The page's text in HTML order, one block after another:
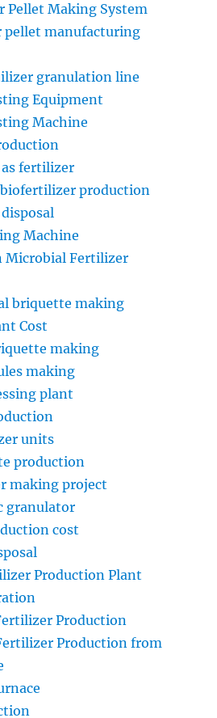
Pellet Making System
pellet manufacturing
granulation line
Equipment
Machine
fertilizer
production
Machine
Microbial Fertilizer
briquette making
Cost
making
making
plant
units
production
making project
granulator
cost
Production Plant
Production
Production from